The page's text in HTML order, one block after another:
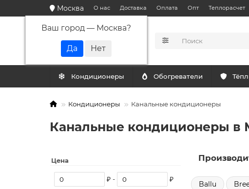
Москва
Ваш город — Москва?
О нас Доставка Оплата Опт Теплорасчет
Кондиционеры Обогреватели
Кондиционеры Канальные кондиционеры
Канальные кондиционеры в
Цена
₽ - ₽
Ballu